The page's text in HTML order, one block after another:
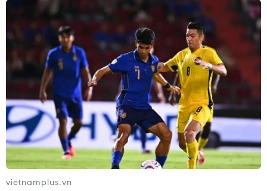
vietnamplus.vn